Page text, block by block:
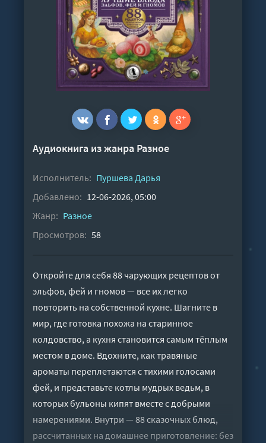
Аудиокнига из жанра Разное
Исполнитель: Пуршева Дарья
Добавлено: 12-06-2026, 05:00
Жанр: Разное
Просмотров: 58
Откройте для себя 88 чарующих рецептов от
эльфов, фей и гномов — все их легко
повторить на собственной кухне. Шагните в
мир, где готовка похожа на старинное
колдовство, а кухня становится самым тёплым
местом в доме. Вдохните, как травяные
ароматы переплетаются с тихими голосами
фей, и представьте котлы мудрых ведьм, в
которых бульоны кипят вместе с добрыми
намерениями. Внутри — 88 сказочных блюд,
рассчитанных на домашнее приготовление: без